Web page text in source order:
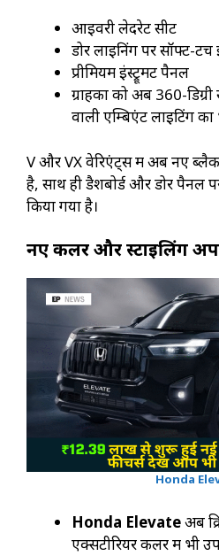
आइवरी लेदरेट सीटें
डोर लाइनिंग पर सॉफ्ट-टच
प्रीमियम इंस्ट्रूमेंट पैनल
ग्राहकों को अब 360-
वाली एम्बिएंट लाइटिंग
V और VX वेरिएंट्स में अब नए ब्लैक
है, साथ ही डैशबोर्ड और डोर पैनल
किया गया है।
नए कलर और स्टाइलिंग
Honda
Honda Elevateअब
एक्सटीरियर कलर में भी